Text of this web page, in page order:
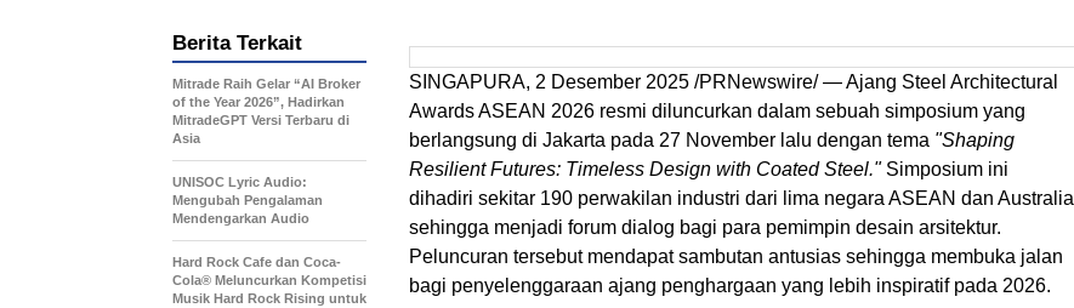
SINGAPURA, 2 Desember 2025 /PRNewswire/ — Ajang Steel Architectural
Awards ASEAN 2026 resmi diluncurkan dalam sebuah simposium yang
berlangsung di Jakarta pada 27 November lalu dengan tema "Shaping
Resilient Futures: Timeless Design with Coated Steel."Simposium ini
dihadiri sekitar 190 perwakilan industri dari lima negara ASEAN dan Australia
sehingga menjadi forum dialog bagi para pemimpin desain arsitektur.
Peluncuran tersebut mendapat sambutan antusias sehingga membuka jalan
bagi penyelenggaraan ajang penghargaan yang lebih inspiratif pada 2026.
Berita Terkait
Mitrade Raih Gelar “AI Broker
of the Year 2026”, Hadirkan
MitradeGPT Versi Terbaru di
Asia
UNISOC Lyric Audio:
Mengubah Pengalaman
Mendengarkan Audio
Hard Rock Cafe dan Coca-
Cola® Meluncurkan Kompetisi
Musik Hard Rock Rising untuk